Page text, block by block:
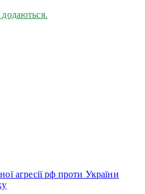
агресії рф проти України